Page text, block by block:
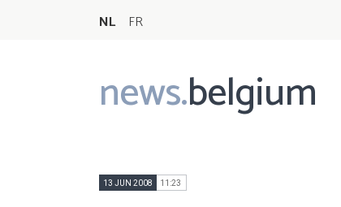
NL FR
news.belgium
Main
navigation
13 JUN 2008 11:23